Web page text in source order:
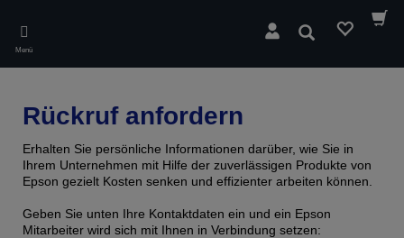
main
content
Menü
Suchen
Rückruf anfordern
Erhalten Sie persönliche Informationen darüber, wie Sie in
Ihrem Unternehmen mit Hilfe der zuverlässigen Produkte von
Epson gezielt Kosten senken und effizienter arbeiten können.
Geben Sie unten Ihre Kontaktdaten ein und ein Epson
Mitarbeiter wird sich mit Ihnen in Verbindung setzen: